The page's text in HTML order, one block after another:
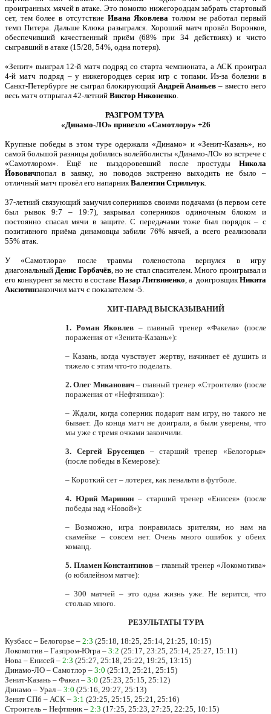
проигранных мячей в атаке. Это помогло нижегородцам забрать стартовый
сет, тем более в отсутствие Ивана Яковлева толком не работал первый
темп Питера. Дальше Клюка разыгрался. Хороший матч провёл Воронков,
обеспечивший качественный приём (68% при 34 действиях) и чисто
сыгравший в атаке (15/28, 54%, одна потеря).
«Зенит» выиграл 12-й матч подряд со старта чемпионата, а АСК проиграл
4-й матч подряд – у нижегородцев серия игр с топами. Из-за болезни в
Санкт-Петербурге не сыграл блокирующий Андрей Ананьев – вместо него
весь матч отпрыгал 42-летний Виктор Никоненко.
РАЗГРОМ ТУРА
«Динамо-ЛО» привезло «Самотлору» +26
Крупные победы в этом туре одержали «Динамо» и «Зенит-Казань», но
самой большой разницы добились волейболисты «Динамо-ЛО» во встрече с
«Самотлором». Ещё не выздоровевший после простуды Никола
Йововичпопал в заявку, но поводов экстренно выходить не было –
отличный матч провёл его напарникВалентин Стрильчук.
37-летний связующий замучил соперников своими подачами (в первом сете
был рывок 9:7 – 19:7), закрывал соперников одиночным блоком и
постоянно спасал мячи в защите. С передачами тоже был порядок – с
позитивного приёма динамовцы забили 76% мячей, а всего реализовали
55% атак.
У «Самотлора» после травмы голеностопа вернулся в игру
диагональныйДенис Горбачёв, но не стал спасителем. Много проигрывал и
его конкурент за место в составе Назар Литвиненко, а доигровщикНикита
Аксютинзакончил матч с показателем -5.
ХИТ-ПАРАД ВЫСКАЗЫВАНИЙ
1. Роман Яковлев – главный тренер «Факела» (после
поражения от «Зенита-Казань»):
– Казань, когда чувствует жертву, начинает её душить и
тяжело с этим что-то поделать.
2. Олег Миканович– главный тренер «Строителя» (после
поражения от «Нефтяника»):
– Ждали, когда соперник подарит нам игру, но такого не
бывает. До конца матч не доиграли, а были уверены, что
мы уже с тремя очками закончили.
3. Сергей Брусенцев– старший тренер «Белогорья»
(после победы в Кемерове):
– Короткий сет – лотерея, как пенальти в футболе.
4. Юрий Маринин – старший тренер «Енисея» (после
победы над «Новой»):
– Возможно, игра понравилась зрителям, но нам на
скамейке – совсем нет. Очень много ошибок у обеих
команд.
5. Пламен Константинов – главный тренер «Локомотива»
(о юбилейном матче):
– 300 матчей – это одна жизнь уже. Не верится, что
столько много.
РЕЗУЛЬТАТЫ ТУРА
Кузбасс – Белогорье – 2:3 (25:18, 18:25, 25:14, 21:25, 10:15)
Локомотив – Газпром-Югра – 3:2 (25:17, 23:25, 25:14, 25:27, 15:11)
Нова – Енисей – 2:3 (25:27, 25:18, 25:22, 19:25, 13:15)
Динамо-ЛО – Самотлор – 3:0 (25:13, 25:21, 25:15)
Зенит-Казань – Факел – 3:0 (25:23, 25:15, 25:12)
Динамо – Урал – 3:0 (25:16, 29:27, 25:13)
Зенит СПб – АСК – 3:1 (23:25, 25:15, 25:21, 25:16)
Строитель – Нефтяник – 2:3 (17:25, 25:23, 27:25, 22:25, 10:15)